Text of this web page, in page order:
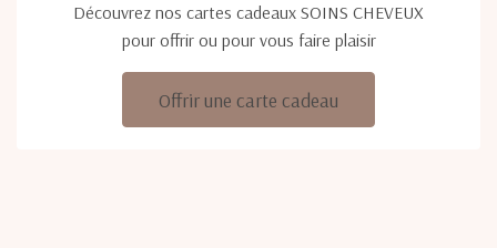
Découvrez nos cartes cadeaux SOINS CHEVEUX
pour offrir ou pour vous faire plaisir
Offrir une carte cadeau